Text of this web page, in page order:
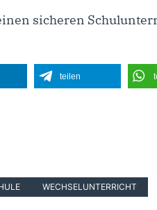
sicheren
teilen
WECHSELUNTERRICHT